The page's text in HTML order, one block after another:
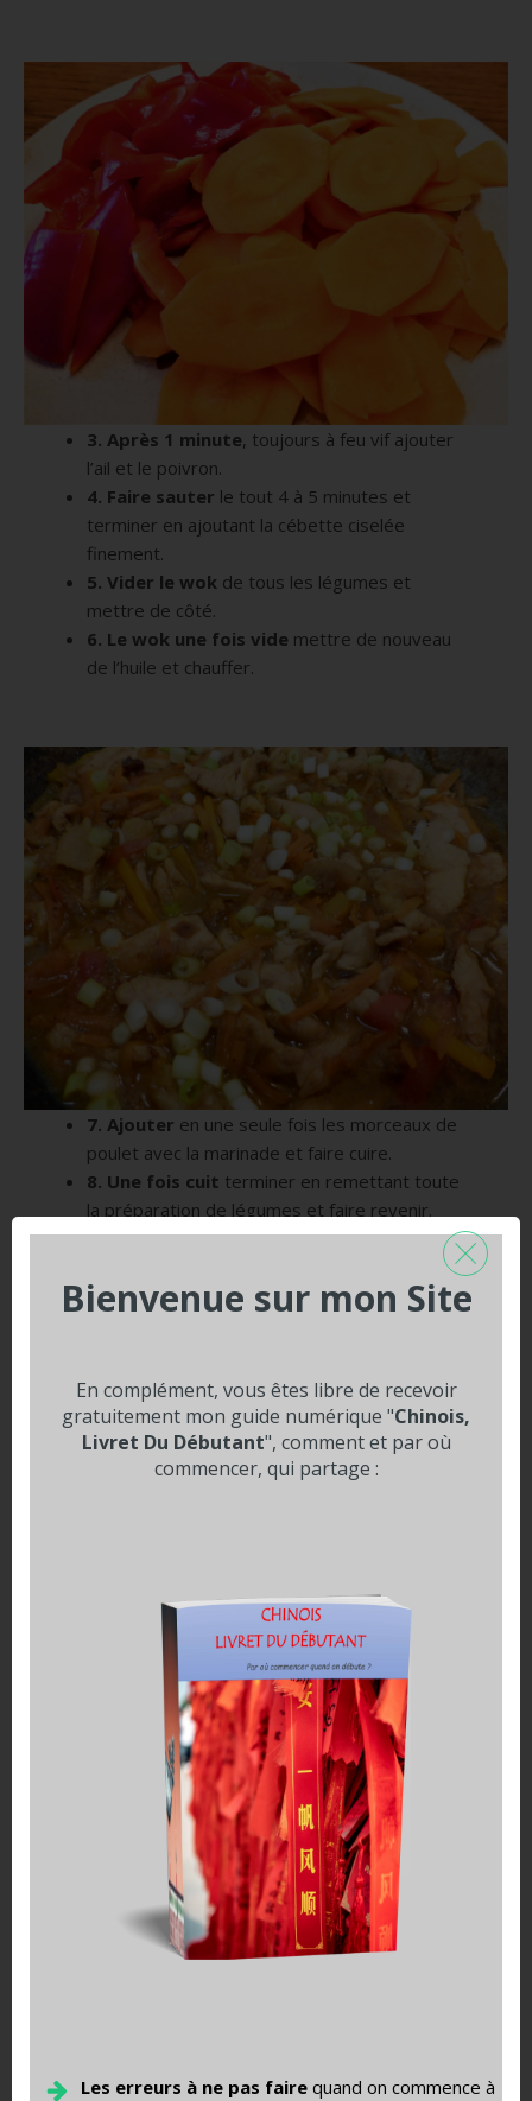
3. Après 1 minute, toujours à feu vif ajouter
l’ail et le poivron.
4. Faire sauter le tout 4 à 5 minutes et
terminer en ajoutant la cébette ciselée
finement.
5. Vider le wokde tous les légumes et
mettre de côté.
6. Le wok une fois vide mettre de nouveau
de l’huile et chauffer.
7. Ajouter en une seule fois les morceaux de
poulet avec la marinade et faire cuire.
8. Une fois cuit terminer en remettant toute
la préparation de légumes et faire revenir.
9. Pour finir,mettre la coriandre hachée grossièrement
Cuisson simultanée pour mes nouilles chinoises et ma
préparation au poulet
lorsque vous faites cuire les nouilles fraiche
vous pouvez ajouter quelque goutes d’huile. En les
sortant elle ne se colleront moins enssemble.
Ici, je fais volontairement un raccourci des explications
pour découper et sauter leslégumes, car je l’ai déjà
poulet soit servir les nouilles dans l’assiette, mettre la
Bienvenue sur mon Site
En complément, vous êtes libre de recevoir
gratuitement mon guide numérique "Chinois,
Livret Du Débutant", comment et par où
commencer, qui partage :
Les erreurs à ne pas faire quand on commence à